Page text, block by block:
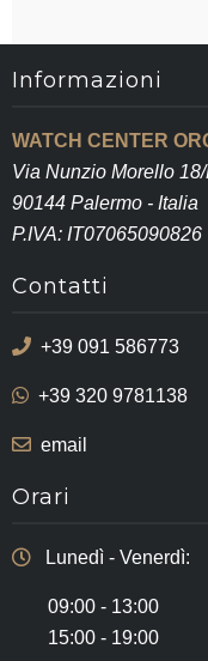
Informazioni
WATCH CENTER
Via Nunzio Morello
90144 Palermo - Italia
P.IVA: IT07065090826
Contatti
+39 091 586773
+39 320 9781138
email
Orari
Lunedì - Venerdì:
09:00 - 13:00
15:00 - 19:00